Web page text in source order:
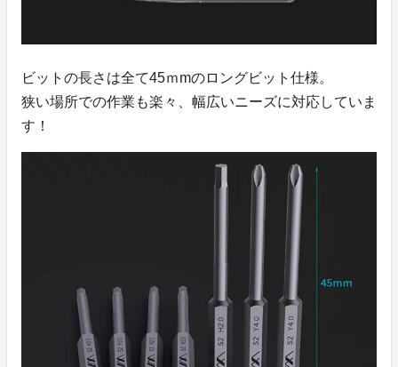
ビットの長さは全て45ｍmのロングビット仕様。
狭い場所での作業も楽々、幅広いニーズに対応していま
す！